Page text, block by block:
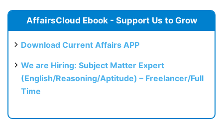
AffairsCloud Ebook - Support Us to Grow
Download Current Affairs APP
We are Hiring: Subject Matter Expert
(English/Reasoning/Aptitude) – Freelancer/Full
Time